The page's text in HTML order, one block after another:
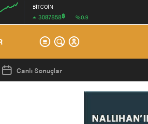
BİTCOİN
3087858฿ %0.9
Canlı Sonuçlar